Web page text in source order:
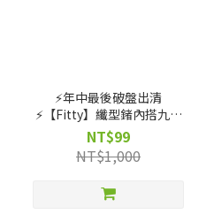
⚡️年中最後破盤出清
⚡️【Fitty】纖型鍺內搭九分
褲（剩 花紗咖XS~S 號）
NT$99
NT$1,000